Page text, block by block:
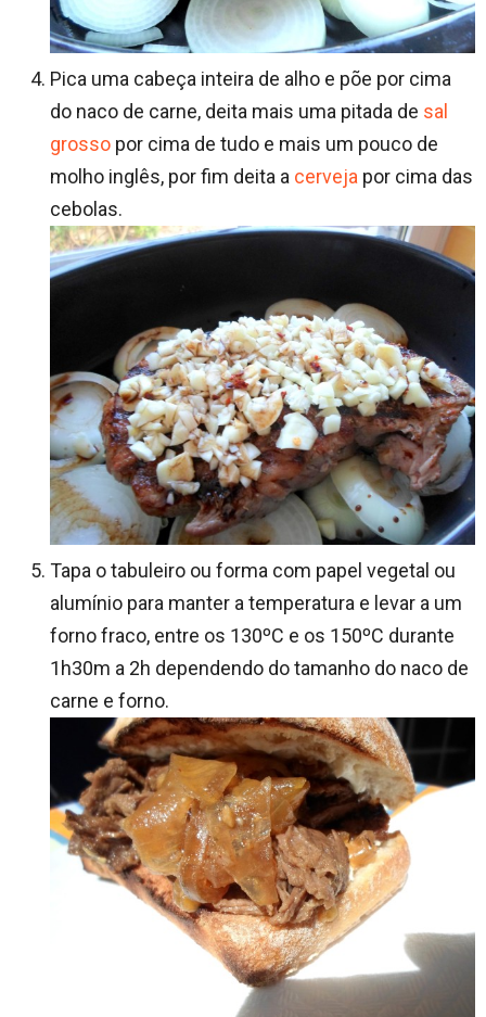
Pica uma cabeça inteira de alho e põe por cima
do naco de carne, deita mais uma pitada de sal
grosso por cima de tudo e mais um pouco de
molho inglês, por fim deita a cerveja por cima das
cebolas.
Tapa o tabuleiro ou forma com papel vegetal ou
alumínio para manter a temperatura e levar a um
forno fraco, entre os 130ºC e os 150ºC durante
1h30m a 2h dependendo do tamanho do naco de
carne e forno.